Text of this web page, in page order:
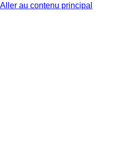
Aller au contenu principal